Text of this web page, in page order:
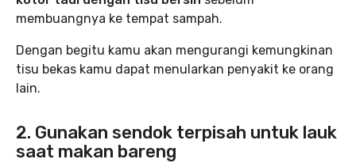
membuangnya ke tempat sampah.
Dengan begitu kamu akan mengurangi kemungkinan
tisu bekas kamu dapat menularkan penyakit ke orang
lain.
2. Gunakan sendok terpisah untuk lauk
saat makan bareng